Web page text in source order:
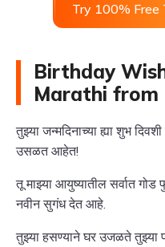
Try 100%
Birthday
Marathi from
तुझ्या जन्मदिनाच्या ह्या शुभ
उसळत आहेत!
तू माझ्या आयुष्यातील सर्वात
नवीन सुगंध देत आहे.
तुझ्या हसण्याने घर उजळते तुझ्या